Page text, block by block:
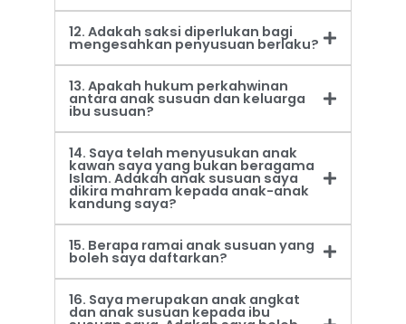
12. Adakah saksi diperlukan bagi
mengesahkan penyusuan berlaku?
13. Apakah hukum perkahwinan
antara anak susuan dan keluarga
ibu susuan?
14. Saya telah menyusukan anak
kawan saya yang bukan beragama
Islam. Adakah anak susuan saya
dikira mahram kepada anak-anak
kandung saya?
15. Berapa ramai anak susuan yang
boleh saya daftarkan?
16. Saya merupakan anak angkat
dan anak susuan kepada ibu